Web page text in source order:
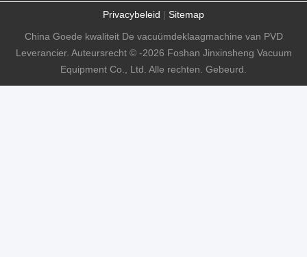
Privacybeleid | Sitemap
China Goede kwaliteit De vacuümdeklaagmachine van PVD
Leverancier. Auteursrecht © -2026 Foshan Jinxinsheng Vacuum
Equipment Co., Ltd. Alle rechten. Gebeurd.